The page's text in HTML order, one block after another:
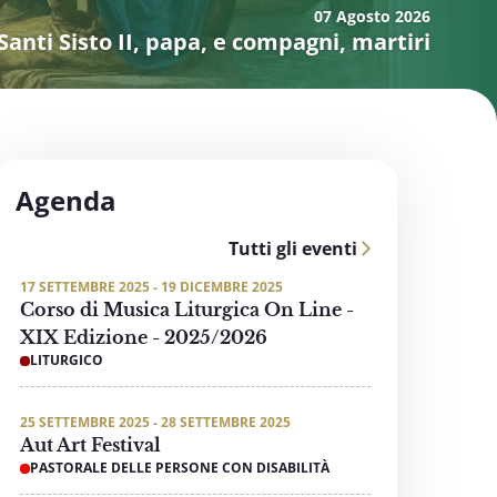
07 Agosto 2026
Sisto II, papa, e compagni, martiri
Agenda
Tutti gli eventi
17 SETTEMBRE 2025 - 19 DICEMBRE 2025
Corso di Musica Liturgica On Line -
XIX Edizione - 2025/2026
LITURGICO
25 SETTEMBRE 2025 - 28 SETTEMBRE 2025
Aut Art Festival
PASTORALE DELLE PERSONE CON DISABILITÀ